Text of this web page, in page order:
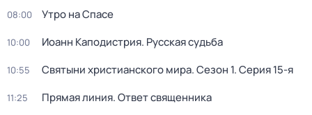
08:00 Утро на Спасе
10:00 Иоанн Каподистрия. Русская судьба
10:55 Святыни христианского мира. Сезон 1. Серия 15-я
11:25 Прямая линия. Ответ священника